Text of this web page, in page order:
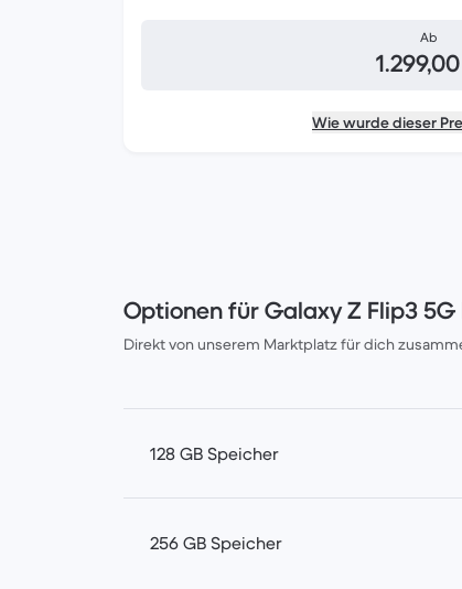
Ab
Wie wurde dieser
Optionen für Galaxy Z Flip3
Direkt von unserem Marktplatz für dich
128 GB Speicher
256 GB Speicher